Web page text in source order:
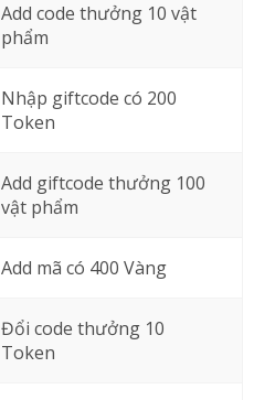
Add code thưởng 10 vật
phẩm
Nhập giftcode có 200
Token
Add giftcode thưởng 100
vật phẩm
Add mã có 400 Vàng
Đổi code thưởng 10
Token